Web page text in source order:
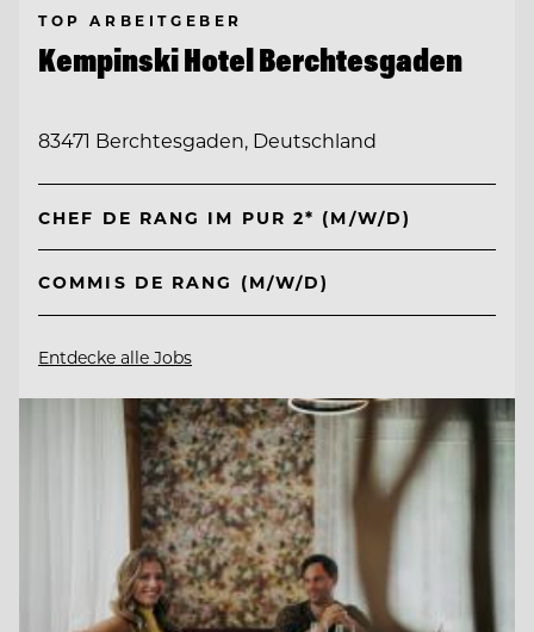
TOP ARBEITGEBER
Kempinski Hotel Berchtesgaden
83471 Berchtesgaden, Deutschland
CHEF DE RANG IM PUR 2* (M/W/D)
COMMIS DE RANG (M/W/D)
Entdecke alle Jobs